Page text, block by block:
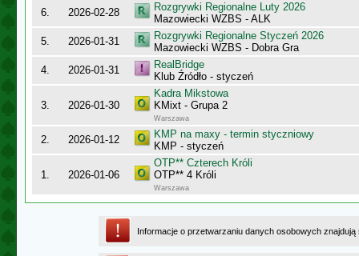
6.
2026-02-28
Rozgrywki Regionalne Luty 2026
Mazowiecki WZBS - ALK
5.
2026-01-31
Rozgrywki Regionalne Styczeń 2026
Mazowiecki WZBS - Dobra Gra
4.
2026-01-31
RealBridge
Klub Źródło - styczeń
3. 2026-01-30
Kadra Mikstowa
KMixt - Grupa 2
Warszawa
2. 2026-01-12
KMP na maxy - termin styczniowy
KMP - styczeń
1. 2026-01-06
OTP** Czterech Króli
OTP** 4 Króli
Warszawa
Informacje o przetwarzaniu danych osobowych